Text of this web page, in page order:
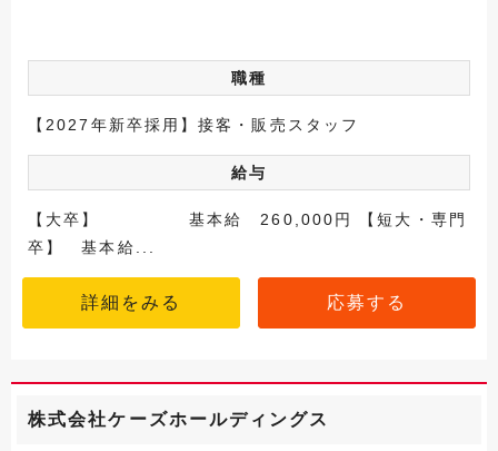
職種
【2027年新卒採用】接客・販売スタッフ
給与
【大卒】 基本給 260,000円 【短大・専門
卒】 基本給...
詳細をみる 応募する
株式会社ケーズホールディングス